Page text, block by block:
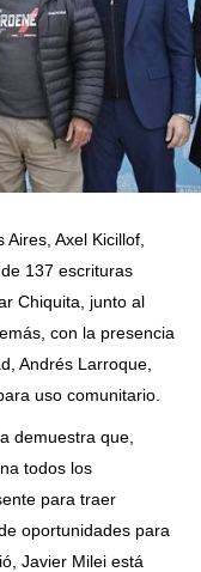
Axel Kicillof,
137 escrituras
Chiquita, junto al
con la presencia
Andrés Larroque,
uso comunitario.
demuestra que,
todos los
para traer
oportunidades para
Javier Milei está